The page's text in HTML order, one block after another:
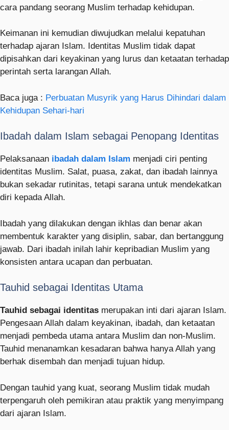
cara pandang seorang Muslim terhadap kehidupan.
Keimanan ini kemudian diwujudkan melalui kepatuhan
terhadap ajaran Islam. Identitas Muslim tidak dapat
dipisahkan dari keyakinan yang lurus dan ketaatan terhadap
perintah serta larangan Allah.
Baca juga : Perbuatan Musyrik yang Harus Dihindari dalam
Kehidupan Sehari-hari
Ibadah dalam Islam sebagai Penopang Identitas
Pelaksanaan ibadah dalam Islam menjadi ciri penting
identitas Muslim. Salat, puasa, zakat, dan ibadah lainnya
bukan sekadar rutinitas, tetapi sarana untuk mendekatkan
diri kepada Allah.
Ibadah yang dilakukan dengan ikhlas dan benar akan
membentuk karakter yang disiplin, sabar, dan bertanggung
jawab. Dari ibadah inilah lahir kepribadian Muslim yang
konsisten antara ucapan dan perbuatan.
Tauhid sebagai Identitas Utama
Tauhid sebagai identitas merupakan inti dari ajaran Islam.
Pengesaan Allah dalam keyakinan, ibadah, dan ketaatan
menjadi pembeda utama antara Muslim dan non-Muslim.
Tauhid menanamkan kesadaran bahwa hanya Allah yang
berhak disembah dan menjadi tujuan hidup.
Dengan tauhid yang kuat, seorang Muslim tidak mudah
terpengaruh oleh pemikiran atau praktik yang menyimpang
dari ajaran Islam.